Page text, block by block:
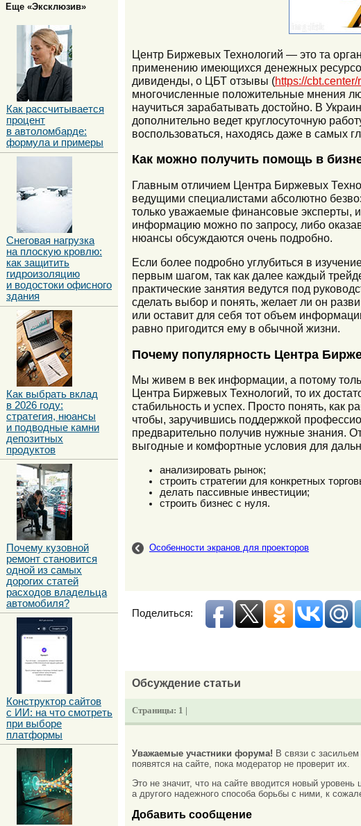
Центр Биржевых Технологий — это та
применению имеющихся денежных
дивиденды, о ЦБТ отзывы (https://
многочисленные положительные мнения
научиться зарабатывать достойно. В
дополнительно ведет круглосуточную
воспользоваться, находясь даже в самых
Как можно получить помощь в
Главным отличием Центра Биржевых
ведущими специалистами абсолютно
только уважаемые финансовые эксперты,
информацию можно по запросу, либо
нюансы обсуждаются очень подробно.
Если более подробно углубиться в
первым шагом, так как далее каждый
практические занятия ведутся под
сделать выбор и понять, желает ли он
или оставит для себя тот объем
равно пригодится ему в обычной жизни.
Почему популярность Центра
Мы живем в век информации, а потому
Центра Биржевых Технологий, то их
стабильность и успех. Просто понять, как
чтобы, заручившись поддержкой
предварительно получив нужные знания.
выгодные и комфортные условия для
анализировать рынок;
строить стратегии для конкретных
делать пассивные инвестиции;
строить бизнес с нуля.
Особенности экранов для проекторов
Поделиться:
Обсуждение статьи
Страницы: 1 |
Уважаемые участники форума! В связи с
появятся на сайте, пока модератор не проверит их.
Это не значит, что на сайте вводится новый
а другого надежного способа борьбы с ними, к
Добавить сообщение
Еще «Эксклюзив»
Как рассчитывается
процент
в автоломбарде:
формула и примеры
Снеговая нагрузка
на плоскую кровлю:
как защитить
гидроизоляцию
и водостоки офисного
здания
Как выбрать вклад
в 2026 году:
стратегия, нюансы
и подводные камни
депозитных
продуктов
Почему кузовной
ремонт становится
одной из самых
дорогих статей
расходов владельца
автомобиля?
Конструктор сайтов
с ИИ: на что смотреть
при выборе
платформы